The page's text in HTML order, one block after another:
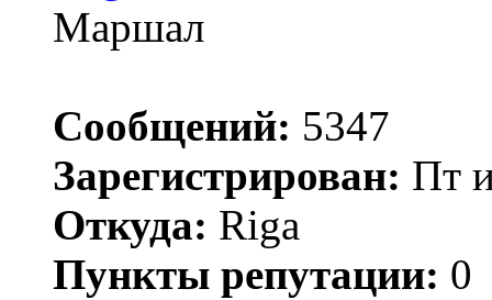
Маршал
Сообщений: 5347
Зарегистрирован: Пт
Откуда: Riga
Пункты репутации: 0